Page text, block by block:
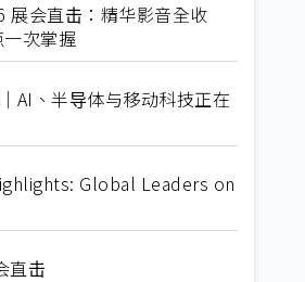
展会直击：精华影音全收
次掌握
AI、半导体与移动科技正在
Global Leaders on
直击